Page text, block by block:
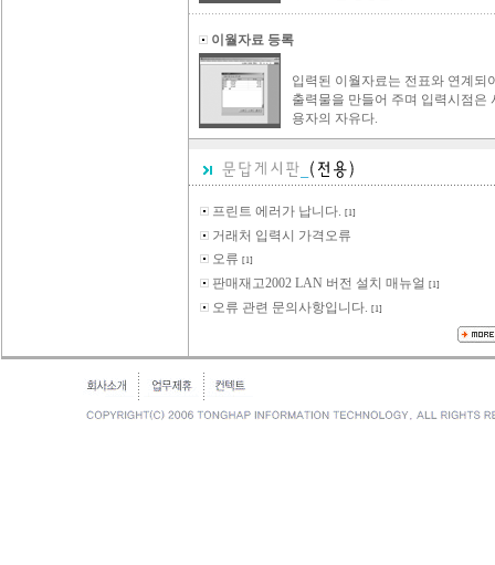
이월자료 등록
입력된 이월자료는 전표와 연계되
출력물을 만들어 주며 입력시점은
용자의 자유다.
프린트 에러가 납니다. [1]
거래처 입력시 가격오류
오류 [1]
판매재고2002 LAN 버전 설치 매뉴얼 [1]
오류 관련 문의사항입니다. [1]